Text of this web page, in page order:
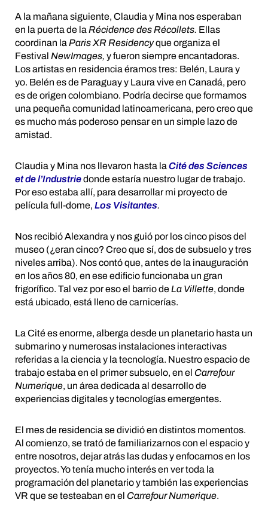
A la mañana siguiente, Claudia y Mina nos esperaban
en la puerta de laRécidence des Récollets. Ellas
coordinan laParis XR Residencyque organiza el
Festival NewImages, y fueron siempre encantadoras.
Los artistas en residencia éramos tres: Belén, Laura y
yo. Belén es de Paraguay y Laura vive en Canadá, pero
es de origen colombiano. Podría decirse que formamos
una pequeña comunidad latinoamericana, pero creo que
es mucho más poderoso pensar en un simple lazo de
amistad.
Claudia y Mina nos llevaron hasta laCité des Sciences
et de l’Industriedonde estaría nuestro lugar de trabajo.
Por eso estaba allí, para desarrollar mi proyecto de
película full-dome, Los Visitantes.
Nos recibió Alexandra y nos guió por los cinco pisos del
museo (¿eran cinco? Creo que sí, dos de subsuelo y tres
niveles arriba). Nos contó que, antes de la inauguración
en los años 80, en ese edificio funcionaba un gran
frigorífico. Tal vez por eso el barrio deLa Villette, donde
está ubicado, está lleno de carnicerías.
La Cité es enorme, alberga desde un planetario hasta un
submarino y numerosas instalaciones interactivas
referidas a la ciencia y la tecnología. Nuestro espacio de
trabajo estaba en el primer subsuelo, en el Carrefour
Numerique, un área dedicada al desarrollo de
experiencias digitales y tecnologías emergentes.
El mes de residencia se dividió en distintos momentos.
Al comienzo, se trató de familiarizarnos con el espacio y
entre nosotros, dejar atrás las dudas y enfocarnos en los
proyectos. Yo tenía mucho interés en ver toda la
programación del planetario y también las experiencias
VR que se testeaban en el Carrefour Numerique.